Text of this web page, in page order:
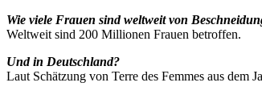
Wie viele Frauen sind weltweit von
Weltweit sind 200 Millionen Frauen betroffen.
Und in Deutschland?
Laut Schätzung von Terre des Femmes aus dem